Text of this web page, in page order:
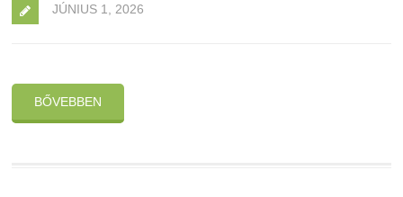
JÚNIUS 1, 2026
BŐVEBBEN